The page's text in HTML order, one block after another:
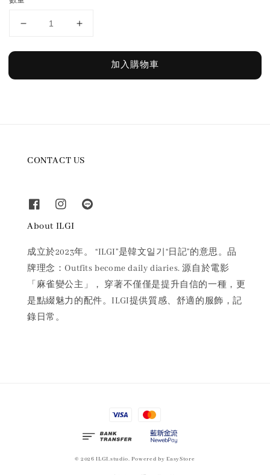
加入購物車
CONTACT US
About ILGI
成立於2023年。 “ILGI”是韓文일기“日記”的意思。品
牌理念：Outfits become daily diaries. 源自於電影
「麻雀變公主」， 穿著不僅僅是提升自信的一種，更
是點綴魅力的配件。ILGI提供質感、舒適的服飾，記
錄日常。
© 2026 ILGI.studio. Powered byEasyStore